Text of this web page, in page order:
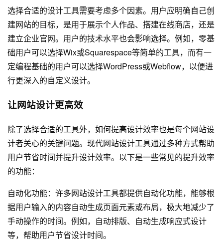
选择合适的设计工具需要考虑多个因素。用户应明确自己创
建网站的目标，是用于展示个人作品、搭建在线商店，还是
建立企业官网。用户的技术水平也会影响选择。例如，零基
础用户可以选择Wix或Squarespace等简单的工具，而有一
定编程基础的用户可以选择WordPress或Webflow，以便进
行更深入的自定义设计。
让网站设计更高效
除了选择合适的工具外，如何提高设计效率也是每个网站设
计者关心的关键问题。现代网站设计工具通过多种方式帮助
用户节省时间并提升设计效率。以下是一些常见的提升效率
的功能：
自动化功能：许多网站设计工具都提供自动化功能，能够根
据用户输入的内容自动生成页面元素或布局，极大地减少了
手动操作的时间。例如，自动排版、自动生成响应式设计
等，帮助用户节省设计时间。